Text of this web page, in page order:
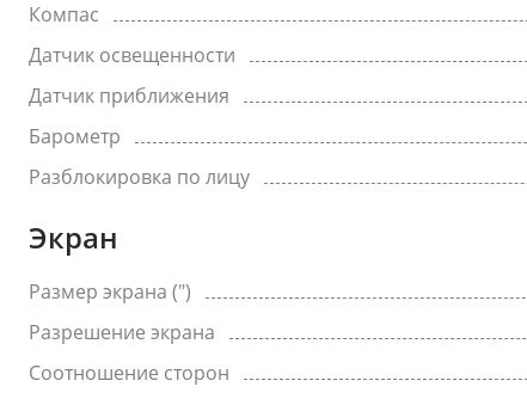
Компас
Датчик освещенности
Датчик приближения
Барометр
Разблокировка по лицу
Экран
Размер экрана (")
Разрешение экрана
Соотношение сторон